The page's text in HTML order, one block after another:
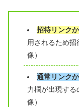
招待リンク
用されるため
像）
通常リンク
力欄が出現す
像）